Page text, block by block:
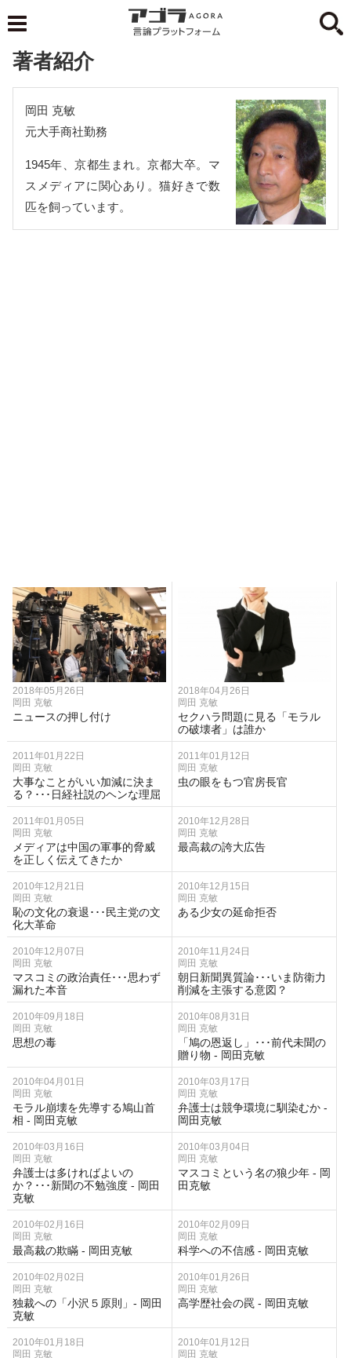
著者紹介
岡田 克敏
元大手商社勤務
1945年、京都生まれ。京都大卒。マ
スメディアに関心あり。猫好きで数
匹を飼っています。
2018年05月26日
岡田 克敏
ニュースの押し付け
2018年04月26日
岡田 克敏
セクハラ問題に見る「モラル
の破壊者」は誰か
2011年01月22日
岡田 克敏
大事なことがいい加減に決ま
る？･･･日経社説のヘンな理屈
2011年01月12日
岡田 克敏
虫の眼をもつ官房長官
2011年01月05日
岡田 克敏
メディアは中国の軍事的脅威
を正しく伝えてきたか
2010年12月28日
岡田 克敏
最高裁の誇大広告
2010年12月21日
岡田 克敏
恥の文化の衰退･･･民主党の文
化大革命
2010年12月15日
岡田 克敏
ある少女の延命拒否
2010年12月07日
岡田 克敏
マスコミの政治責任･･･思わず
漏れた本音
2010年11月24日
岡田 克敏
朝日新聞異質論･･･いま防衛力
削減を主張する意図？
2010年09月18日
岡田 克敏
思想の毒
2010年08月31日
岡田 克敏
「鳩の恩返し」･･･前代未聞の
贈り物 - 岡田克敏
2010年04月01日
岡田 克敏
モラル崩壊を先導する鳩山首
相 - 岡田克敏
2010年03月17日
岡田 克敏
弁護士は競争環境に馴染むか -
岡田克敏
2010年03月16日
岡田 克敏
弁護士は多ければよいの
か？･･･新聞の不勉強度 - 岡田
克敏
2010年03月04日
岡田 克敏
マスコミという名の狼少年 - 岡
田克敏
2010年02月16日
岡田 克敏
最高裁の欺瞞 - 岡田克敏
2010年02月09日
岡田 克敏
科学への不信感 - 岡田克敏
2010年02月02日
岡田 克敏
独裁への「小沢５原則」- 岡田
克敏
2010年01月26日
岡田 克敏
高学歴社会の罠 - 岡田克敏
2010年01月18日
岡田 克敏
2010年01月12日
岡田 克敏